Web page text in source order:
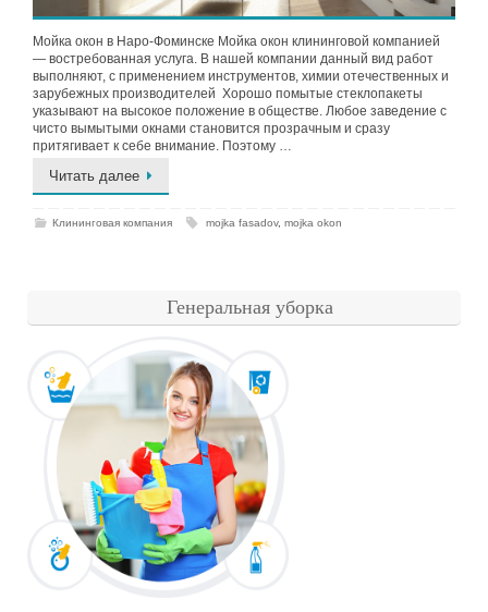
Мойка окон в Наро-Фоминске Мойка окон клининговой компанией
— востребованная услуга. В нашей компании данный вид работ
выполняют, с применением инструментов, химии отечественных и
зарубежных производителей Хорошо помытые стеклопакеты
указывают на высокое положение в обществе. Любое заведение с
чисто вымытыми окнами становится прозрачным и сразу
притягивает к себе внимание. Поэтому …
Читать далее
Клининговая компания mojka fasadov,mojka okon
Генеральная уборка